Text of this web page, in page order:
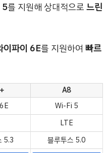
5를 지원해 상대적으로느린
이파이 6E를 지원하여 빠르
A8
Wi-Fi 5
LTE
5.3
블루투스 5.0